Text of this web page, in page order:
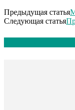
Предыдущая статья
Следующая статья